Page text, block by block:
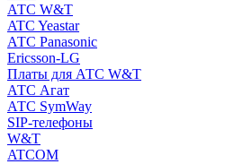
АТС W&T
ATC Yeastar
АТС Panasonic
Ericsson-LG
Платы для АТС W&T
АТС Агат
АТС SymWay
SIP-телефоны
W&T
ATCOM